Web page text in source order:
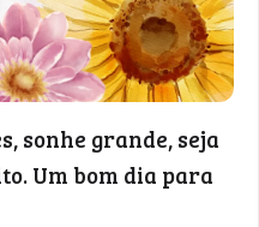
sonhe grande, seja
Um bom dia para